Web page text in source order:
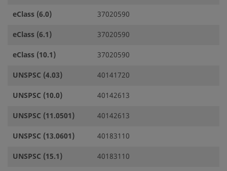
eClass (6.0)
37020590
eClass (6.1)
37020590
eClass (10.1)
37020590
UNSPSC (4.03)
40141720
UNSPSC (10.0)
40142613
UNSPSC (11.0501)
40142613
UNSPSC (13.0601)
40183110
UNSPSC (15.1)
40183110